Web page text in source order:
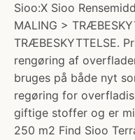
Sioo:X Sioo
MALING >
TRÆBESKYTTELSE.
rengøring af
bruges på både nyt
regøring for
giftige stoffer og er
250 m2 Find Sioo